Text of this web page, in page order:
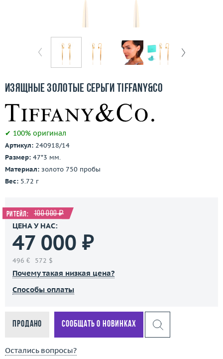
Бесплатная доставка
О компании
3D-тур по шоуруму
Изящные золотые серьги Tiffany&Co
✔ 100% оригинал
Артикул: 240918/14
Размер: 47*3 мм.
Материал: золото 750 пробы
Вес: 5.72 г
Ритейл: 100 000 ₽
ЦЕНА У НАС:
47 000 ₽
496 € 572 $
Почему такая низкая цена?
Способы оплаты
Продано Сообщать о новинках
Остались вопросы?